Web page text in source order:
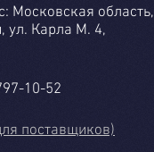
Московская область,
ул. Карла М. 4,
10-52
поставщиков)